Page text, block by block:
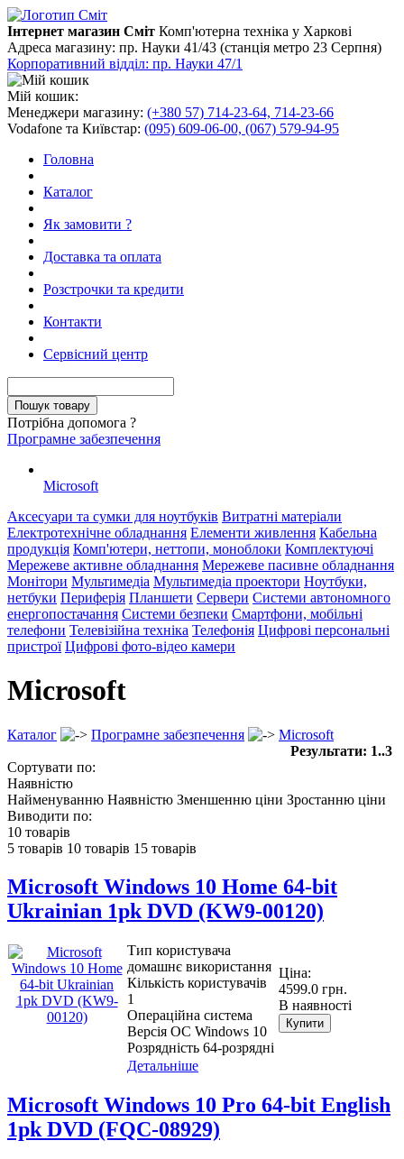
Інтернет магазин Сміт Комп'ютерна техніка у Харкові
Адреса магазину: пр. Науки 41/43 (станція метро 23 Серпня)
Корпоративний відділ: пр. Науки 47/1
Мій кошик:
Менеджери магазину: (+380 57) 714-23-64, 714-23-66
Vodafone та Київстар: (095) 609-06-00, (067) 579-94-95
Головна
Каталог
Як замовити ?
Доставка та оплата
Розстрочки та кредити
Контакти
Сервісний центр
Потрібна допомога ?
Програмне забезпечення
Microsoft
Аксесуари та сумки для ноутбуків Витратні матеріали
Електротехнічне обладнання Елементи живлення Кабельна
продукція Комп'ютери, неттопи, моноблоки Комплектуючі
Мережеве активне обладнання Мережеве пасивне обладнання
Монітори Мультимедіа Мультимедіа проектори Ноутбуки,
нетбуки Периферія Планшети Сервери Системи автономного
енергопостачання Системи безпеки Смартфони, мобільні
телефони Телевізійна техніка Телефонія Цифрові персональні
пристрої Цифрові фото-відео камери
Microsoft
Каталог Програмне забезпечення
Microsoft
Результати: 1..3
Сортувати по:
Наявністю
Найменуванню Наявністю Зменшенню ціни Зростанню ціни
Виводити по:
10 товарів
5 товарів 10 товарів 15 товарів
Microsoft Windows 10 Home 64-bit
Ukrainian 1pk DVD (KW9-00120)
Тип користувача
домашнє використання
Кількість користувачів
1
Операційна система
Версія ОС Windows 10
Розрядність 64-розрядні
Ціна:
4599.0 грн.
В наявності
Купити
Детальніше
Microsoft Windows 10 Pro 64-bit English
1pk DVD (FQC-08929)